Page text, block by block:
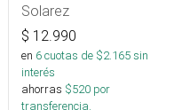
Solarez
$ 12.990
en 6cuotas de $2.165sin
interés
ahorras $520 por
transferencia.